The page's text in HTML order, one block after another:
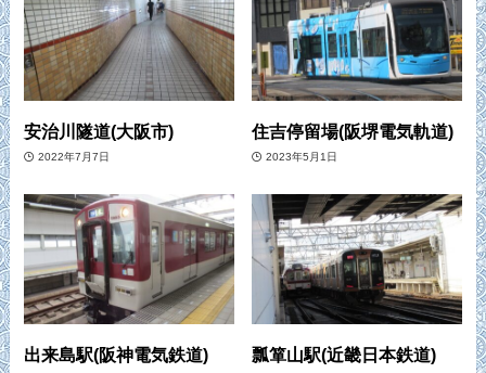
安治川隧道(大阪市)
2022年7月7日
住吉停留場(阪堺電気軌道)
2023年5月1日
出来島駅(阪神電気鉄道) 瓢箪山駅(近畿日本鉄道)